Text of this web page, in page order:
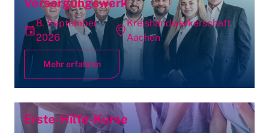
Versorgungswerk
8. September
2026
Kreishandwerkerschaft
Aachen
Mehr erfahren
Erste-Hilfe-Kurse